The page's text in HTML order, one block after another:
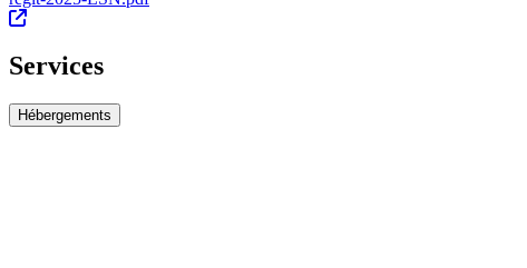
Services
Hébergements